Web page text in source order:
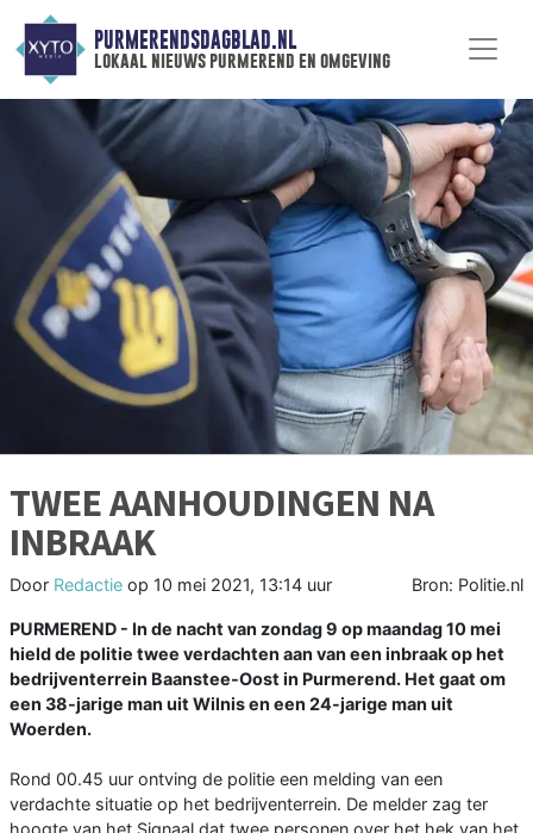
PURMERENDSDAGBLAD.NL
lokaal nieuws purmerend en omgeving
TWEE AANHOUDINGEN NA
INBRAAK
Door Redactie op 10 mei 2021, 13:14 uur Bron: Politie.nl
PURMEREND - In de nacht van zondag 9 op maandag 10 mei
hield de politie twee verdachten aan van een inbraak op het
bedrijventerrein Baanstee-Oost in Purmerend. Het gaat om
een 38-jarige man uit Wilnis en een 24-jarige man uit
Woerden.
Rond 00.45 uur ontving de politie een melding van een
verdachte situatie op het bedrijventerrein. De melder zag ter
hoogte van het Signaal dat twee personen over het hek van het